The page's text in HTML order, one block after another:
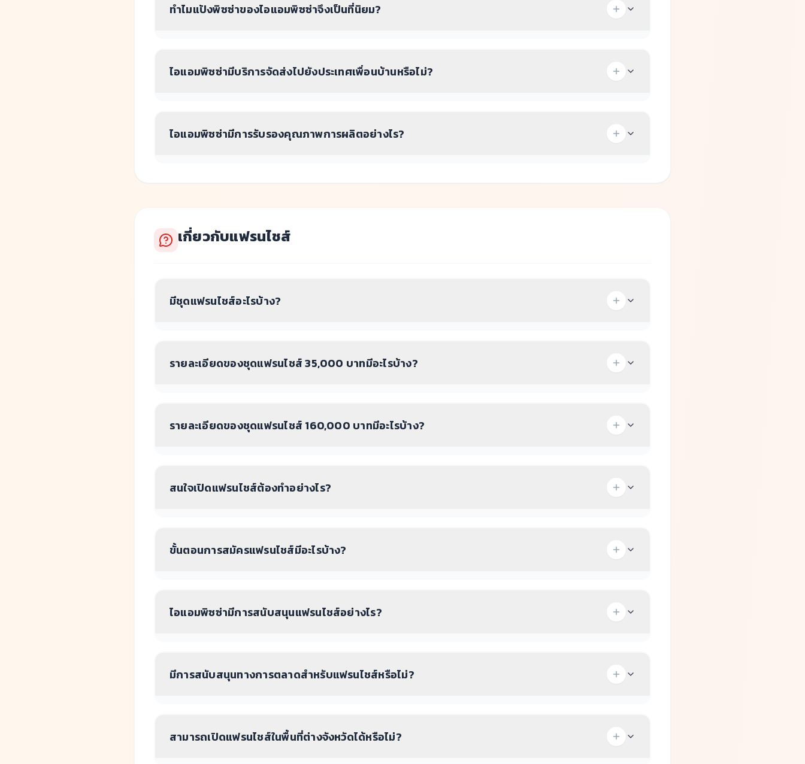
ทำไมแป้งพิซซ่าของไอแอมพิซซ่าจึงเป็นที่นิยม?
ไอแอมพิซซ่ามีบริการจัดส่งไปยังประเทศเพื่อนบ้านหรือไม่?
ไอแอมพิซซ่ามีการรับรองคุณภาพการผลิตอย่างไร?
เกี่ยวกับแฟรนไชส์
มีชุดแฟรนไชส์อะไรบ้าง?
รายละเอียดของชุดแฟรนไชส์ 35,000 บาทมีอะไรบ้าง?
รายละเอียดของชุดแฟรนไชส์ 160,000 บาทมีอะไรบ้าง?
สนใจเปิดแฟรนไชส์ต้องทำอย่างไร?
ขั้นตอนการสมัครแฟรนไชส์มีอะไรบ้าง?
ไอแอมพิซซ่ามีการสนับสนุนแฟรนไชส์อย่างไร?
มีการสนับสนุนทางการตลาดสำหรับแฟรนไชส์หรือไม่?
สามารถเปิดแฟรนไชส์ในพื้นที่ต่างจังหวัดได้หรือไม่?